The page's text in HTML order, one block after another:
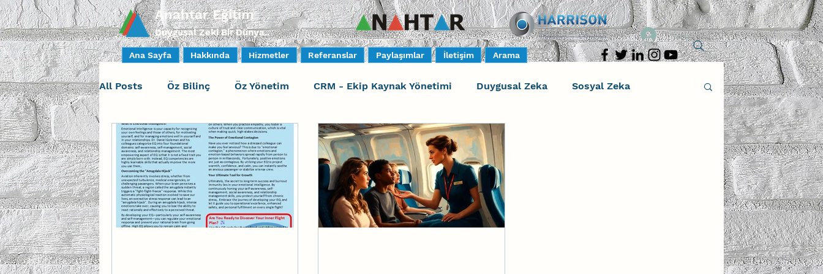
Anahtar Eğitim
Duygusal Zeki Bir Dünya..
Ana Sayfa Hakkında Hizmetler Referanslar Paylaşımlar İletişim Arama
Giriş
All Posts Öz Bilinç Öz Yönetim CRM - Ekip Kaynak Yönetimi Duygusal Zeka Sosyal Zeka
Sosyal Bilinç İlişki Yönetimi Harrison Assessments Sosyal Bilinç
İnsan Faktörleri - Human Factors Güvenli Davranış Yaratıcı Drama